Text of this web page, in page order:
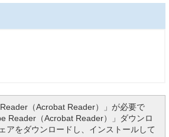
（Acrobat Reader）」が必要で
Reader（Acrobat Reader）」ダウンロ
アをダウンロードし、インストールして